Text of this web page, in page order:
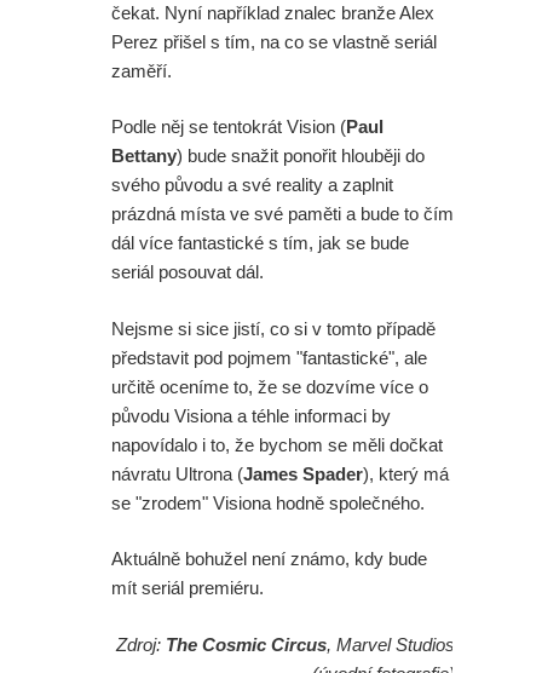
Spider-Man: Zbrusu nový den -
jednu z verzí filmu?
Paní Klausová řádí v traileru na
Šílenou noc 2. A upoutávka na
Daredevil: Znovuzrození - Skvělá
herečka z Iron Fista odmítla účast v
další řadě
Režisér Spider-Mana odmítl dohled
Zbrusu nového dne pohyboval
Jackie Chan?
čekat. Nyní například znalec branže Alex
Perez přišel s tím, na co se vlastně seriál
zaměří.
Podle něj se tentokrát Vision (Paul
Bettany) bude snažit ponořit hlouběji do
svého původu a své reality a zaplnit
prázdná místa ve své paměti a bude to čím
dál více fantastické s tím, jak se bude
seriál posouvat dál.
Nejsme si sice jistí, co si v tomto případě
představit pod pojmem "fantastické", ale
určitě oceníme to, že se dozvíme více o
původu Visiona a téhle informaci by
napovídalo i to, že bychom se měli dočkat
návratu Ultrona (James Spader), který má
se "zrodem" Visiona hodně společného.
Aktuálně bohužel není známo, kdy bude
mít seriál premiéru.
Zdroj: The Cosmic Circus, Marvel Studios